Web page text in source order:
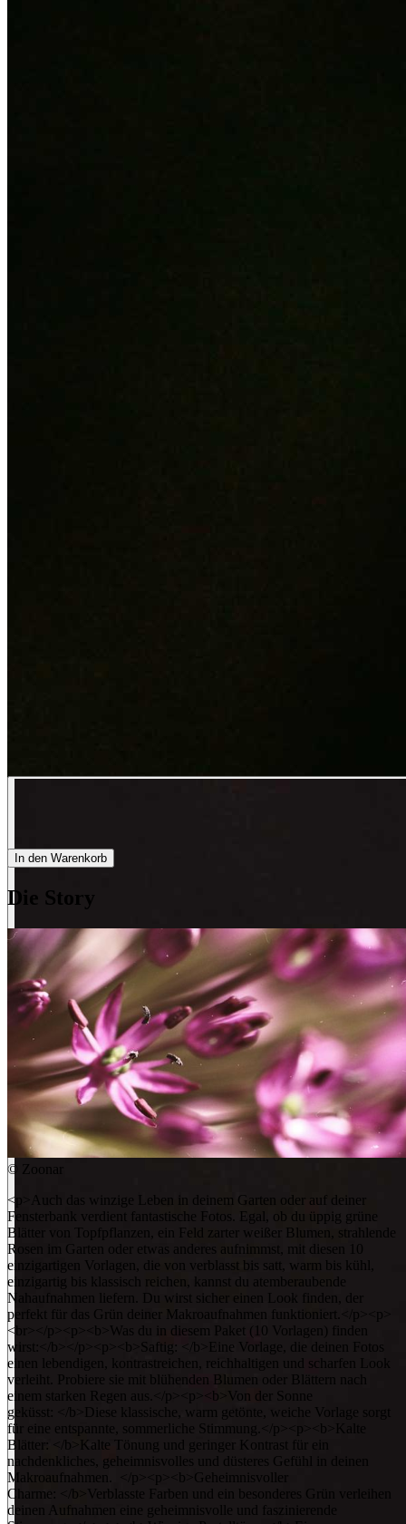
In den Warenkorb
Die Story
© Zoonar
<p>Auch das winzige Leben in deinem Garten oder auf deiner
Fensterbank verdient fantastische Fotos. Egal, ob du üppig grüne
Blätter von Topfpflanzen, ein Feld zarter weißer Blumen, strahlende
Rosen im Garten oder etwas anderes aufnimmst, mit diesen 10
einzigartigen Vorlagen, die von verblasst bis satt, warm bis kühl,
einzigartig bis klassisch reichen, kannst du atemberaubende
Nahaufnahmen liefern. Du wirst sicher einen Look finden, der
perfekt für das Grün deiner Makroaufnahmen funktioniert.</p><p>
<br></p><p><b>Was du in diesem Paket (10 Vorlagen) finden
wirst:</b></p><p><b>Saftig: </b>Eine Vorlage, die deinen Fotos
einen lebendigen, kontrastreichen, reichhaltigen und scharfen Look
verleiht. Probiere sie mit blühenden Blumen oder Blättern nach
einem starken Regen aus.</p><p><b>Von der Sonne
geküsst: </b>Diese klassische, warm getönte, weiche Vorlage sorgt
für eine entspannte, sommerliche Stimmung.</p><p><b>Kalte
Blätter: </b>Kalte Tönung und geringer Kontrast für ein
nachdenkliches, geheimnisvolles und düsteres Gefühl in deinen
Makroaufnahmen. </p><p><b>Geheimnisvoller
Charme: </b>Verblasste Farben und ein besonderes Grün verleihen
deinen Aufnahmen eine geheimnisvolle und faszinierende